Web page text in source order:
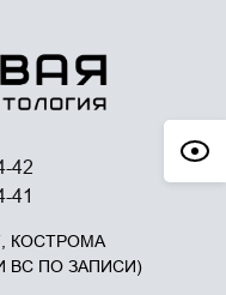
42
41
КОСТРОМА
ВС ПО ЗАПИСИ)